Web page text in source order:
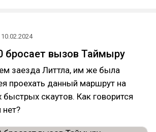
10.02.2024
бросает вызов Таймыру
заезда Литтла, им же была
проехать данный маршрут на
скаутов. Как говорится